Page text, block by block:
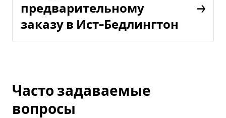
предварительному
заказу в Ист-Бедлингтон
Часто задаваемые
вопросы